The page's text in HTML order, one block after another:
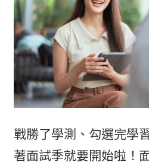
戰勝了學測、勾選完學
著面試季就要開始啦！